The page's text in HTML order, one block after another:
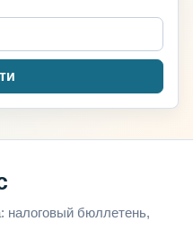
налоговый бюллетень,